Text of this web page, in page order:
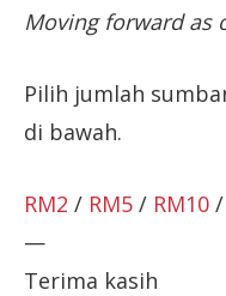
Moving forward as
Pilih jumlah
di bawah.
RM2 / RM5 / RM10 /
—
Terima kasih